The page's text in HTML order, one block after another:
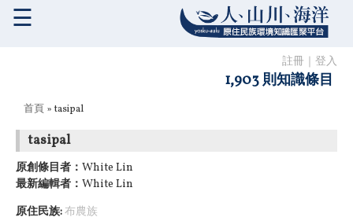
註冊 登入
1,903 則知識條目
☰
您在這裡
首頁 » tasipal
tasipal
原創條目者： White Lin
最新編輯者： White Lin
原住民族:布農族